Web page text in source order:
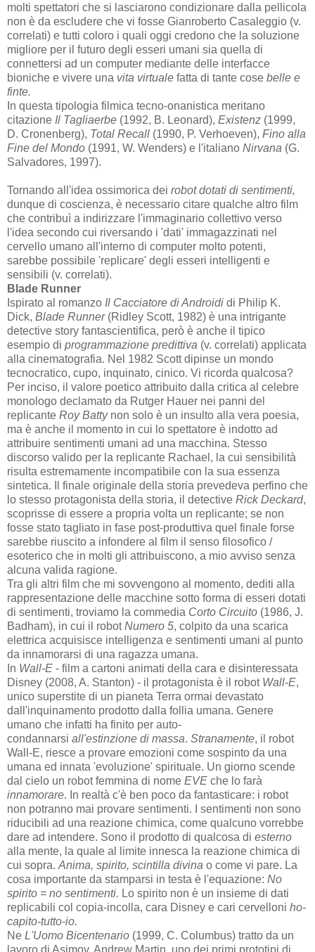
molti spettatori che si lasciarono condizionare dalla pellicola
non è da escludere che vi fosse Gianroberto Casaleggio (v.
correlati) e tutti coloro i quali oggi credono che la soluzione
migliore per il futuro degli esseri umani sia quella di
connettersi ad un computer mediante delle interfacce
bioniche e vivere una vita virtuale fatta di tante cose belle e
finte.
In questa tipologia filmica tecno-onanistica meritano
citazione Il Tagliaerbe (1992, B. Leonard), Existenz (1999,
D. Cronenberg), Total Recall (1990, P. Verhoeven), Fino alla
Fine del Mondo (1991, W. Wenders) e l'italiano Nirvana (G.
Salvadores, 1997).
Tornando all'idea ossimorica dei robot dotati di sentimenti,
dunque di coscienza, è necessario citare qualche altro film
che contribuì a indirizzare l'immaginario collettivo verso
l'idea secondo cui riversando i 'dati' immagazzinati nel
cervello umano all'interno di computer molto potenti,
sarebbe possibile 'replicare' degli esseri intelligenti e
sensibili (v. correlati).
Blade Runner
Ispirato al romanzo Il Cacciatore di Androidi di Philip K.
Dick, Blade Runner(Ridley Scott, 1982) è una intrigante
detective story fantascientifica, però è anche il tipico
esempio di programmazione predittiva (v. correlati) applicata
alla cinematografia. Nel 1982 Scott dipinse un mondo
tecnocratico, cupo, inquinato, cinico. Vi ricorda qualcosa?
Per inciso, il valore poetico attribuito dalla critica al celebre
monologo declamato da Rutger Hauer nei panni del
replicante Roy Battynon solo è un insulto alla vera poesia,
ma è anche il momento in cui lo spettatore è indotto ad
attribuire sentimenti umani ad una macchina. Stesso
discorso valido per la replicante Rachael, la cui sensibilità
risulta estremamente incompatibile con la sua essenza
sintetica. Il finale originale della storia prevedeva perfino che
lo stesso protagonista della storia, il detective Rick Deckard,
scoprisse di essere a propria volta un replicante; se non
fosse stato tagliato in fase post-produttiva quel finale forse
sarebbe riuscito a infondere al film il senso filosofico /
esoterico che in molti gli attribuiscono, a mio avviso senza
alcuna valida ragione.
Tra gli altri film che mi sovvengono al momento, dediti alla
rappresentazione delle macchine sotto forma di esseri dotati
di sentimenti, troviamo la commedia Corto Circuito (1986, J.
Badham), in cui il robotNumero 5, colpito da una scarica
elettrica acquisisce intelligenza e sentimenti umani al punto
da innamorarsi di una ragazza umana.
In Wall-E - film a cartoni animati della cara e disinteressata
Disney (2008, A. Stanton) - il protagonista è il robot Wall-E,
unico superstite di un pianeta Terra ormai devastato
dall'inquinamento prodotto dalla follia umana. Genere
umano che infatti ha finito per auto-
condannarsi all'estinzione di massa. Stranamente, il robot
Wall-E, riesce a provare emozioni come sospinto da una
umana ed innata 'evoluzione' spirituale. Un giorno scende
dal cielo un robot femmina di nome EVE che lo farà
innamorare. In realtà c'è ben poco da fantasticare: i robot
non potranno mai provare sentimenti. I sentimenti non sono
riducibili ad una reazione chimica, come qualcuno vorrebbe
dare ad intendere. Sono il prodotto di qualcosa di esterno
alla mente, la quale al limite innesca la reazione chimica di
cui sopra. Anima, spirito, scintilla divina o come vi pare. La
cosa importante da stamparsi in testa è l'equazione: No
spirito = no sentimenti. Lo spirito non è un insieme di dati
replicabili col copia-incolla, cara Disney e cari cervelloni ho-
capito-tutto-io.
Ne L'Uomo Bicentenario (1999, C. Columbus) tratto da un
lavoro di Asimov, Andrew Martin, uno dei primi prototipi di